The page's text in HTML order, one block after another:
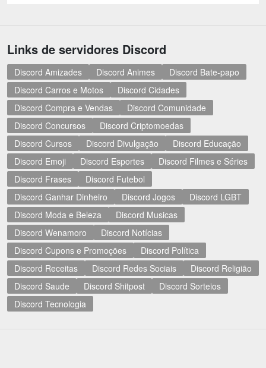
Links de servidores Discord
Discord Amizades Discord Animes
Discord Bate-papo
Discord Carros e Motos
Discord Cidades
Discord Compra e Vendas
Discord Comunidade
Discord Concursos
Discord Criptomoedas
Discord Cursos
Discord Divulgação
Discord Educação
Discord Emoji
Discord Esportes
Discord Filmes e Séries
Discord Frases
Discord Futebol
Discord Ganhar Dinheiro
Discord Jogos
Discord LGBT
Discord Moda e Beleza
Discord Musicas
Discord Wenamoro
Discord Notícias
Discord Cupons e Promoções
Discord Política
Discord Receitas
Discord Redes Sociais
Discord Religião
Discord Saude
Discord Shitpost
Discord Sorteios
Discord Tecnologia